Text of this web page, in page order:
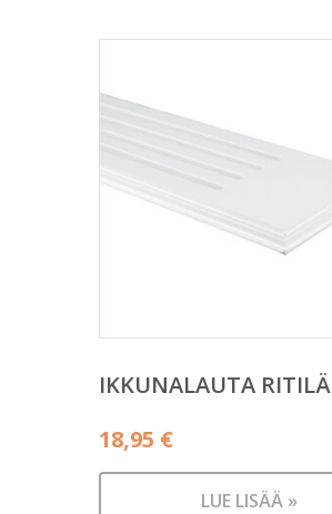
IKKUNALAUTA RITILÄ
18,95 €
LUE LISÄÄ »